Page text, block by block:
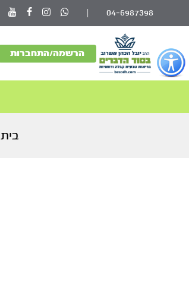
כפתור
לפתיחת
תפריט
נגישות
04-6987398
הרשמה/התחברות
בית